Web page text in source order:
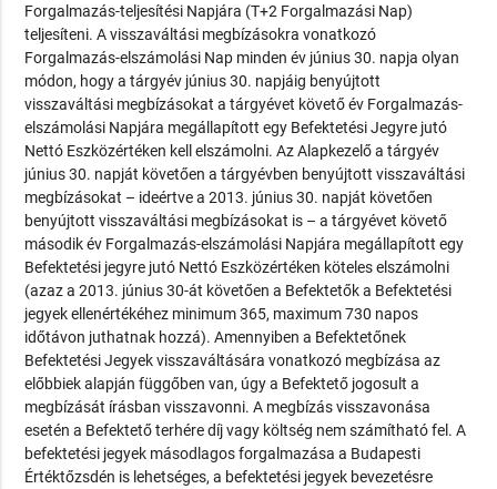
Forgalmazás-teljesítési Napjára (T+2 Forgalmazási Nap)
teljesíteni. A visszaváltási megbízásokra vonatkozó
Forgalmazás-elszámolási Nap minden év június 30. napja olyan
módon, hogy a tárgyév június 30. napjáig benyújtott
visszaváltási megbízásokat a tárgyévet követő év Forgalmazás-
elszámolási Napjára megállapított egy Befektetési Jegyre jutó
Nettó Eszközértéken kell elszámolni. Az Alapkezelő a tárgyév
június 30. napját követően a tárgyévben benyújtott visszaváltási
megbízásokat – ideértve a 2013. június 30. napját követően
benyújtott visszaváltási megbízásokat is – a tárgyévet követő
második év Forgalmazás-elszámolási Napjára megállapított egy
Befektetési jegyre jutó Nettó Eszközértéken köteles elszámolni
(azaz a 2013. június 30-át követően a Befektetők a Befektetési
jegyek ellenértékéhez minimum 365, maximum 730 napos
időtávon juthatnak hozzá). Amennyiben a Befektetőnek
Befektetési Jegyek visszaváltására vonatkozó megbízása az
előbbiek alapján függőben van, úgy a Befektető jogosult a
megbízását írásban visszavonni. A megbízás visszavonása
esetén a Befektető terhére díj vagy költség nem számítható fel. A
befektetési jegyek másodlagos forgalmazása a Budapesti
Értéktőzsdén is lehetséges, a befektetési jegyek bevezetésre